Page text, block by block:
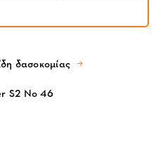
δασοκομίας
S2 Νο 46